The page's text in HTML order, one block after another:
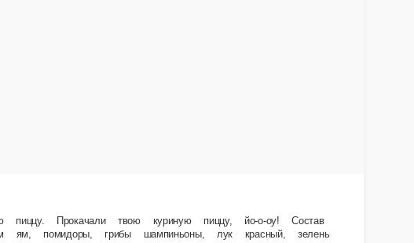
Тесто дрожжевое, молокосодержащий продукт «Моцарелла», курица